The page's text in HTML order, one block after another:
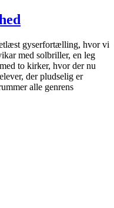
gyserfortælling, hvor vi
med solbriller, en leg
to kirker, hvor der nu
der pludselig er
alle genrens